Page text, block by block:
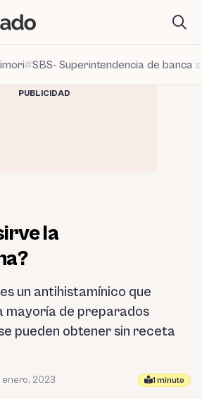
SBS- Superintendencia de banca
PUBLICIDAD
la
un antihistamínico que
mayoría de preparados
pueden obtener sin receta
enero, 2023 1 minuto